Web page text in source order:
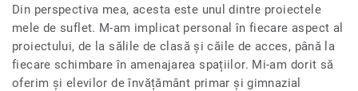
Din perspectiva mea, acesta este unul dintre proiectele
mele de suflet. M-am implicat personal în fiecare aspect al
proiectului, de la sălile de clasă și căile de acces, până la
fiecare schimbare în amenajarea spațiilor. Mi-am dorit să
oferim și elevilor de învățământ primar și gimnazial